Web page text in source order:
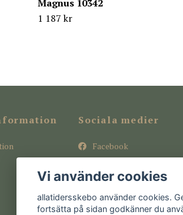
Magnus 10342
1 187 kr
Sociala medier
Facebook
Pinterest
Vi använder cookies
allatidersskebo använder cookies.
fortsätta på sidan godkänner du